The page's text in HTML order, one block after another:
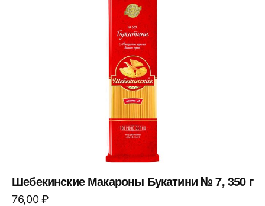
Шебекинские Макароны Букатини № 7, 350 г
76,00₽